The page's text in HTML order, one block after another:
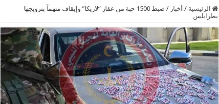
الرئيسية / أخبار /
ضبط 1500 حبة من عقار “لاريكا” وإيقاف متهماً بترويجها
بطرابلس